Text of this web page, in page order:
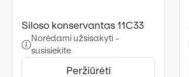
Siloso konservantas 11C33
Norėdami užsisakyti -
susisiekite
Peržiūrėti